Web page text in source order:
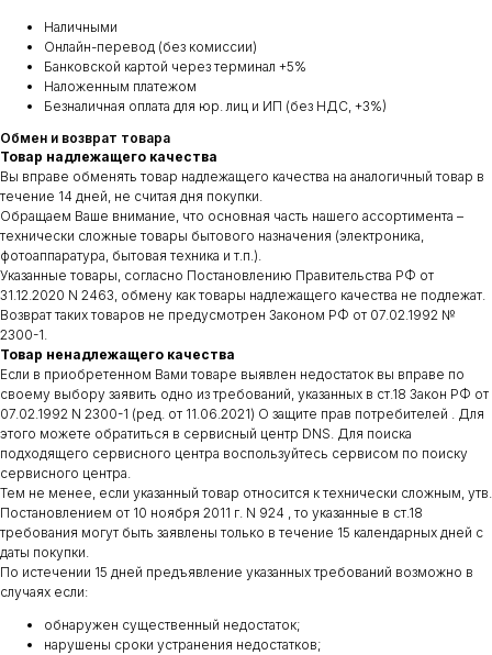
Наличными
Онлайн-перевод (без комиссии)
Банковской картой через терминал +5%
Наложенным платежом
Безналичная оплата для юр. лиц и ИП (без НДС, +3%)
Обмен и возврат товара
Товар надлежащего качества
Вы вправе обменять товар надлежащего качества на аналогичный товар в
течение 14 дней, не считая дня покупки.
Обращаем Ваше внимание, что основная часть нашего ассортимента –
технически сложные товары бытового назначения (электроника,
фотоаппаратура, бытовая техника и т.п.).
Указанные товары, согласно Постановлению Правительства РФ от
31.12.2020 N 2463, обмену как товары надлежащего качества не подлежат.
Возврат таких товаров не предусмотрен Законом РФ от 07.02.1992 №
2300-1.
Товар ненадлежащего качества
Если в приобретенном Вами товаре выявлен недостаток вы вправе по
своему выбору заявить одно из требований, указанных в ст.18 Закон РФ от
07.02.1992 N 2300-1 (ред. от 11.06.2021) О защите прав потребителей . Для
этого можете обратиться в сервисный центр DNS. Для поиска
подходящего сервисного центра воспользуйтесь сервисом по поиску
сервисного центра.
Тем не менее, если указанный товар относится к технически сложным, утв.
Постановлением от 10 ноября 2011 г. N 924 , то указанные в ст.18
требования могут быть заявлены только в течение 15 календарных дней с
даты покупки.
По истечении 15 дней предъявление указанных требований возможно в
случаях если:
обнаружен существенный недостаток;
нарушены сроки устранения недостатков;